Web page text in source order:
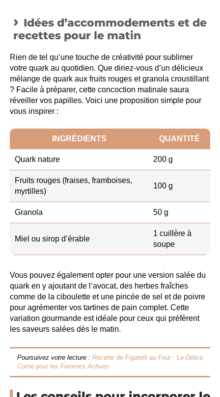
Idées d’accommodements et de
recettes pour le matin
Rien de tel qu’une touche de créativité pour sublimer
votre quark au quotidien. Que diriez-vous d’un délicieux
mélange de quark aux fruits rouges et granola croustillant
? Facile à préparer, cette concoction matinale saura
réveiller vos papilles. Voici une proposition simple pour
vous inspirer :
INGRÉDIENTS QUANTITÉ
Quark nature 200 g
Fruits rouges (fraises, framboises,
myrtilles)
100 g
Granola 50 g
Miel ou sirop d’érable
1 cuillère à
soupe
Vous pouvez également opter pour une version salée du
quark en y ajoutant de l’avocat, des herbes fraîches
comme de la ciboulette et une pincée de sel et de poivre
pour agrémenter vos tartines de pain complet. Cette
variation gourmande est idéale pour ceux qui préfèrent
les saveurs salées dès le matin.
Poursuivez votre lecture : Recette de Figatelli au Four : Le Délice
Corse pour les Femmes Actives